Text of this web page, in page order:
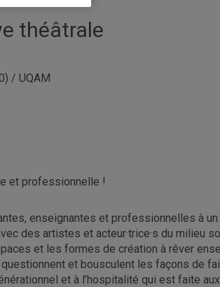
théâtrale
/ UQAM
et professionnelle !
enseignantes et professionnelles à un
des artistes et acteur·trice·s du milieu
et les formes de création à rêver
et bousculent les façons de
et à l’hospitalité qui est faite